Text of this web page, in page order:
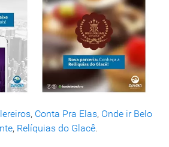
, Conta Pra Elas, Onde ir Belo
, Relíquias do Glacê.